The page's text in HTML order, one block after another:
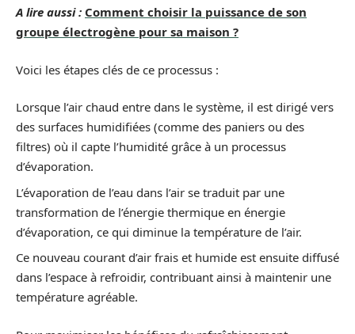
A lire aussi : Comment choisir la puissance de son
groupe électrogène pour sa maison ?
Voici les étapes clés de ce processus :
Lorsque l’air chaud entre dans le système, il est dirigé vers
des surfaces humidifiées (comme des paniers ou des
filtres) où il capte l’humidité grâce à un processus
d’évaporation.
L’évaporation de l’eau dans l’air se traduit par une
transformation de l’énergie thermique en énergie
d’évaporation, ce qui diminue la température de l’air.
Ce nouveau courant d’air frais et humide est ensuite diffusé
dans l’espace à refroidir, contribuant ainsi à maintenir une
température agréable.